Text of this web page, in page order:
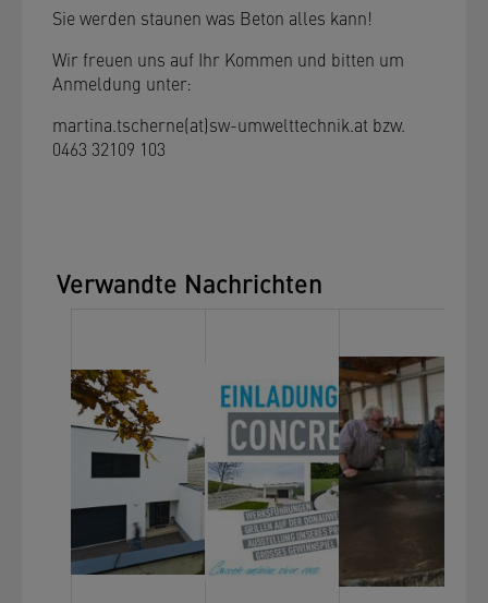
Sie werden staunen was Beton alles kann!
Wir freuen uns auf Ihr Kommen und bitten um
Anmeldung unter:
martina.tscherne(at)sw-umwelttechnik.at bzw.
0463 32109 103
Verwandte Nachrichten